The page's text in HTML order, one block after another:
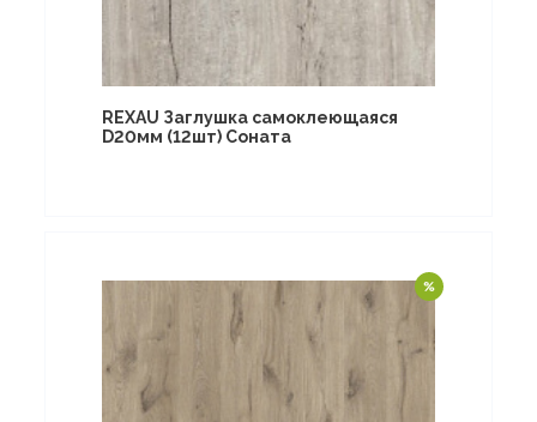
REXAU Заглушка самоклеющаяся
D20мм (12шт) Соната